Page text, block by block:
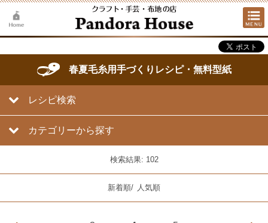
春夏毛糸用手づくりレシピ・無料型紙
レシピ検索
カテゴリーから探す
検索結果: 102
新着順/ 人気順